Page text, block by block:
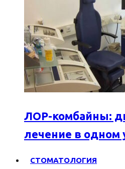
ЛОР-комбайны:
лечение в одном
СТОМАТОЛОГИЯ